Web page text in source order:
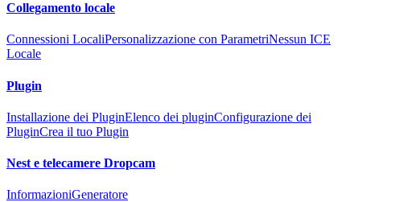
Collegamento locale
Connessioni LocaliPersonalizzazione con ParametriNessun ICE
Locale
Plugin
Installazione dei PluginElenco dei pluginConfigurazione dei
PluginCrea il tuo Plugin
Nest e telecamere Dropcam
InformazioniGeneratore